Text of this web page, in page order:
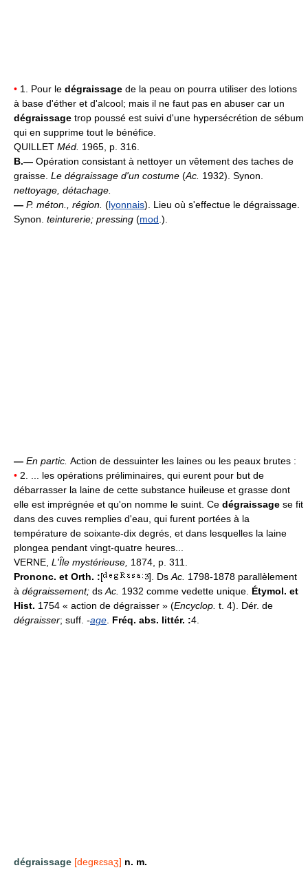
• 1. Pour le dégraissage de la peau on pourra utiliser des lotions
à base d'éther et d'alcool; mais il ne faut pas en abuser car un
dégraissage trop poussé est suivi d'une hypersécrétion de sébum
qui en supprime tout le bénéfice.
QUILLET Méd. 1965, p. 316.
B.— Opération consistant à nettoyer un vêtement des taches de
graisse. Le dégraissage d'un costume (Ac. 1932). Synon.
nettoyage, détachage.
— P. méton., région. (lyonnais). Lieu où s'effectue le dégraissage.
Synon. teinturerie; pressing (mod .).
— En partic. Action de dessuinter les laines ou les peaux brutes :
• 2. ... les opérations préliminaires, qui eurent pour but de
débarrasser la laine de cette substance huileuse et grasse dont
elle est imprégnée et qu'on nomme le suint. Ce dégraissage se fit
dans des cuves remplies d'eau, qui furent portées à la
température de soixante-dix degrés, et dans lesquelles la laine
plongea pendant vingt-quatre heures...
VERNE, L'Île mystérieuse, 1874, p. 311.
Prononc. et Orth. :[ ]. Ds Ac. 1798-1878 parallèlement
à dégraissement; ds Ac. 1932 comme vedette unique. Étymol. et
Hist. 1754 « action de dégraisser » (Encyclop. t. 4). Dér. de
dégraisser; suff. -age Fréq. abs. littér. :4.
dégraissage [degʀɛsaʒ] n. m.